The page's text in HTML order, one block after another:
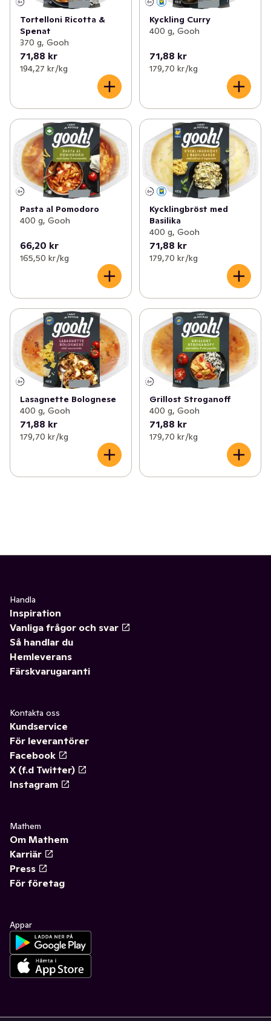
Tortelloni Ricotta &
Spenat
370 g, Gooh
71,88 kr
194,27 kr /kg
Kyckling Curry
400 g, Gooh
71,88 kr
179,70 kr /kg
Pasta al Pomodoro
400 g, Gooh
66,20 kr
165,50 kr /kg
Kycklingbröst med
Basilika
400 g, Gooh
71,88 kr
179,70 kr /kg
Lasagnette Bolognese
400 g, Gooh
71,88 kr
179,70 kr /kg
Grillost Stroganoff
400 g, Gooh
71,88 kr
179,70 kr /kg
Handla
Inspiration
Vanliga frågor och svar
Så handlar du
Hemleverans
Färskvarugaranti
Kontakta oss
Kundservice
För leverantörer
Facebook
X (f.d Twitter)
Instagram
Mathem
Om Mathem
Karriär
Press
För företag
Appar